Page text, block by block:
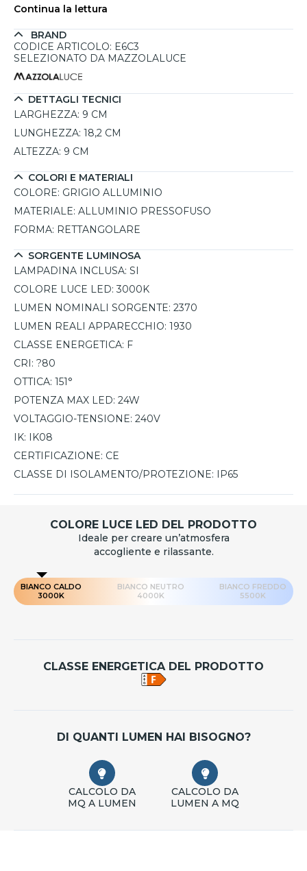
su facciate moderne o rustiche, aggiungendo un tocco di
pressofuso ospita due sorgenti LED da 12W ciascuna, con
temperatura di colore pari a 3000K, ideali per creare
porticati. Il vetro satinato assicura una distribuzione
luminosa ampia e controllata, mentre la struttura
compatta da 18,2x9x9 cm garantisce massima
discrezione. L'applique da esterno è protetta contro acqua
efficacemente agli urti (IK08), risultando perfetto per
installazioni esterne durevoli.
Continua la lettura
BRAND
CODICE ARTICOLO: E6C3
SELEZIONATO DA MAZZOLALUCE
DETTAGLI TECNICI
LARGHEZZA: 9 CM
LUNGHEZZA: 18,2 CM
ALTEZZA: 9 CM
COLORI E MATERIALI
COLORE: GRIGIO ALLUMINIO
MATERIALE: ALLUMINIO PRESSOFUSO
FORMA: RETTANGOLARE
SORGENTE LUMINOSA
LAMPADINA INCLUSA: SI
COLORE LUCE LED: 3000K
LUMEN NOMINALI SORGENTE: 2370
LUMEN REALI APPARECCHIO: 1930
CLASSE ENERGETICA: F
CRI: ?80
OTTICA: 151°
POTENZA MAX LED: 24W
VOLTAGGIO-TENSIONE: 240V
IK: IK08
CERTIFICAZIONE: CE
CLASSE DI ISOLAMENTO/PROTEZIONE: IP65
COLORE LUCE LED DEL PRODOTTO
Ideale per creare un’atmosfera
accogliente e rilassante.
BIANCO CALDO
3000K
BIANCO NEUTRO
4000K
BIANCO FREDDO
5500K
CLASSE ENERGETICA DEL PRODOTTO
DI QUANTI LUMEN HAI BISOGNO?
CALCOLO DA
MQ A LUMEN
CALCOLO DA
LUMEN A MQ